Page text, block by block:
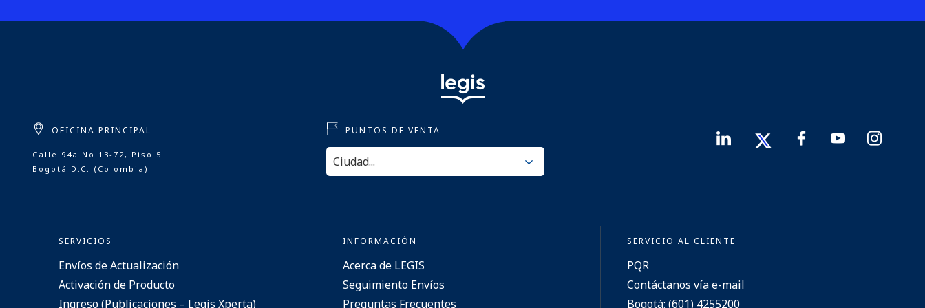
OFICINA PRINCIPAL
Calle 94a No 13-72, Piso 5
Bogotá D.C. (Colombia)
PUNTOS DE VENTA
SERVICIOS
Envíos de Actualización
Activación de Producto
Ingreso (Publicaciones – Legis Xperta)
INFORMACIÓN
Acerca de LEGIS
Seguimiento Envíos
Preguntas Frecuentes
SERVICIO AL CLIENTE
PQR
Contáctanos vía e-mail
Bogotá: (601) 4255200